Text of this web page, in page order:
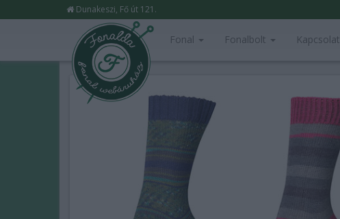
Dunakeszi, Fő út 121.
Fonal Fonalbolt Kapcsolat